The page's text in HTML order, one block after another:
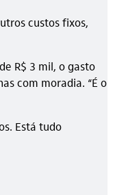
custos fixos,
R$ 3 mil, o gasto
com moradia. “É o
Está tudo